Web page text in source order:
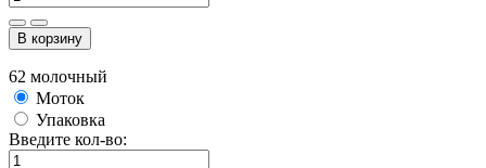
В корзину
62 молочный
Моток
Упаковка
Введите кол-во: